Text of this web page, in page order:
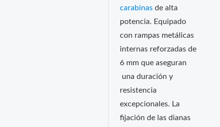
carabinas de alta
potencia. Equipado
con rampas metálicas
internas reforzadas de
6 mm que aseguran
una duración y
resistencia
excepcionales. La
fijación de las dianas